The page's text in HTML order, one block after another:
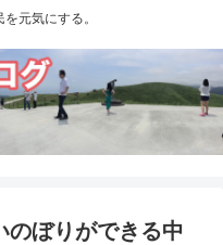
元気にする。
のぼりができる中